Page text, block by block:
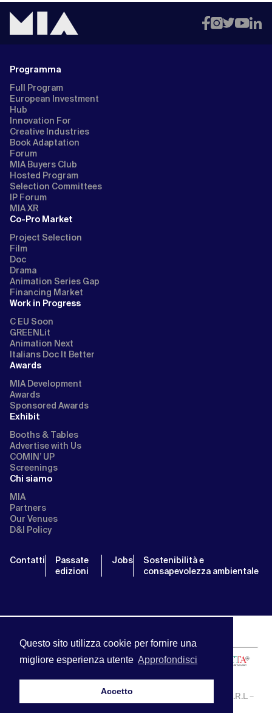
Questo sito utilizza cookie per fornire una
migliore esperienza utente Approfondisci
Accetto
Programma
Full Program
European Investment
Hub
Innovation For
Creative Industries
Book Adaptation
Forum
MIA Buyers Club
Hosted Program
Selection Committees
IP Forum
MIA XR
Co-Pro Market
Project Selection
Film
Doc
Drama
Animation Series Gap
Financing Market
Work in Progress
C EU Soon
GREENLit
Animation Next
Italians Doc It Better
Awards
MIA Development
Awards
Sponsored Awards
Exhibit
Booths & Tables
Advertise with Us
COMIN’ UP
Screenings
Chi siamo
MIA
Partners
Our Venues
D&I Policy
Contatti
Passate
edizioni
Jobs
Sostenibilità e
consapevolezza ambientale
MIA | Mercato Internazionale Audiovisivo | APA SERVICE S.R.L –